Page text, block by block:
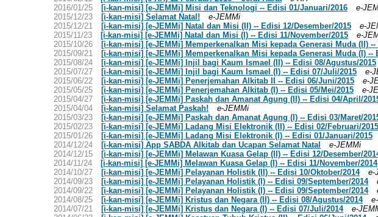
2016/01/25
[i-kan-misi] [e-JEMMi] Misi dan Teknologi -- Edisi 01/Januari/2016
e-
2015/12/23
[i-kan-misi] Selamat Natal!
e-JEMMi
2015/12/21
[i-kan-misi] [e-JEMMi] Natal dan Misi (II) -- Edisi 12/Desember/2015
e-
2015/11/23
[i-kan-misi] [e-JEMMi] Natal dan Misi (I) -- Edisi 11/November/2015
e-
2015/10/26
[i-kan-misi] [e-JEMMi] Memperkenalkan Misi kepada Generasi Muda (II)
2015/09/21
[i-kan-misi] [e-JEMMi] Memperkenalkan Misi kepada Generasi Muda (I) --
2015/08/24
[i-kan-misi] [e-JEMMi] Injil bagi Kaum Ismael (II) -- Edisi 08/Agustus/2015
2015/07/27
[i-kan-misi] [e-JEMMi] Injil bagi Kaum Ismael (I) -- Edisi 07/Juli/2015
e-
2015/06/22
[i-kan-misi] [e-JEMMi] Penerjemahan Alkitab II -- Edisi 06/Juni/2015
e-
2015/05/25
[i-kan-misi] [e-JEMMi] Penerjemahan Alkitab (I) -- Edisi 05/Mei/2015
e-
2015/04/27
[i-kan-misi] [e-JEMMi] Paskah dan Amanat Agung (II) -- Edisi 04/April/
2015/04/04
[i-kan-misi] Selamat Paskah!
e-JEMMi
2015/03/23
[i-kan-misi] [e-JEMMi] Paskah dan Amanat Agung (I) -- Edisi 03/Maret/
2015/02/23
[i-kan-misi] [e-JEMMi] Ladang Misi Elektronik (II) -- Edisi 02/Februari/2015
2015/01/26
[i-kan-misi] [e-JEMMi] Ladang Misi Elektronik (I) -- Edisi 01/Januari/2015
2014/12/24
[i-kan-misi] App SABDA Alkitab dan Ucapan Selamat Natal
e-JEMMi
2014/12/15
[i-kan-misi] [e-JEMMi] Melawan Kuasa Gelap (II) -- Edisi 12/Desember/
2014/11/24
[i-kan-misi] [e-JEMMi] Melawan Kuasa Gelap (I) -- Edisi 11/November/2014
2014/10/27
[i-kan-misi] [e-JEMMi] Pelayanan Holistik (II) -- Edisi 10/Oktober/2014
e-
2014/09/23
[i-kan-misi] [e-JEMMi] Pelayanan Holistik (I) -- Edisi 09/September/2014
2014/09/22
[i-kan-misi] [e-JEMMi] Pelayanan Holistik (I) -- Edisi 09/September/2014
2014/08/25
[i-kan-misi] [e-JEMMi] Kristus dan Negara (II) -- Edisi 08/Agustus/2014
2014/07/21
[i-kan-misi] [e-JEMMi] Kristus dan Negara (I) -- Edisi 07/Juli/2014
e-